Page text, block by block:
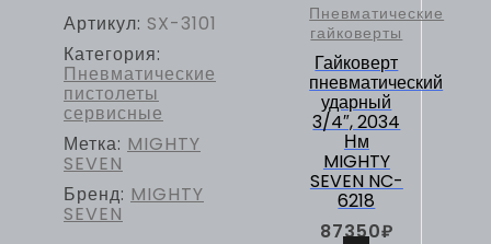
Артикул: SX-3101
Категория:
Пневматические
пистолеты
сервисные
Метка: MIGHTY
SEVEN
Бренд: MIGHTY
SEVEN
Пневматические
гайковерты
Гайковерт
пневматический
ударный
3/4″, 2034
Нм
MIGHTY
SEVEN NC-
6218
87350₽